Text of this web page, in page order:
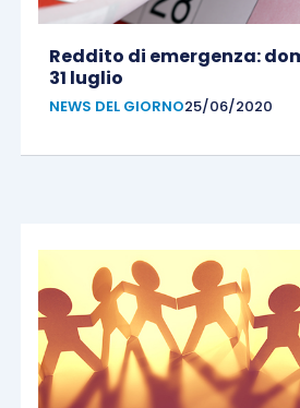
Reddito di emergenza:
31 luglio
NEWS DEL GIORNO25/06/2020